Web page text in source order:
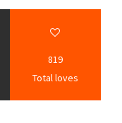
819
Total loves